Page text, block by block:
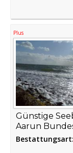
Plus
Günstige
Aarun
Bestattungsart: